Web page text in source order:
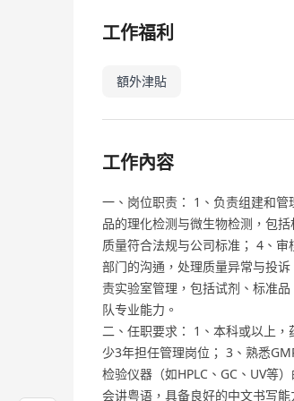
工作福利
額外津貼
工作內容
一、岗位职责： 1、负责组建和
品的理化检测与微生物检测，包
质量符合法规与公司标准； 4、
部门的沟通，处理质量异常与投
责实验室管理，包括试剂、标准
队专业能力。
二、任职要求： 1、本科或以上
少3年担任管理岗位； 3、熟悉
检验仪器（如HPLC、GC、UV等
会讲粤语，具备良好的中文书写